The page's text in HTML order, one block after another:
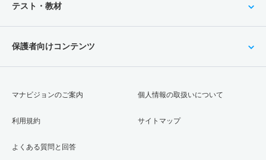
テスト・教材
保護者向けコンテンツ
マナビジョンのご案内
利用規約
よくある質問と回答
個人情報の取扱いについて
サイトマップ